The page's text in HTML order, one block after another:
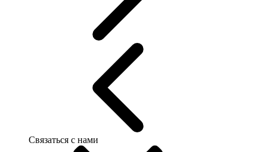
Связаться с нами